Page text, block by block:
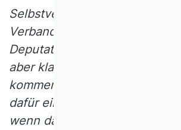
Selbstverständlich unterliegen
Verbandsmitglieder
Deputatsverpflichtungen.
aber klar, dass es zu
kommen kann
dafür ein gutes Beispiel. Ist es
wenn dann wissenschaftliche